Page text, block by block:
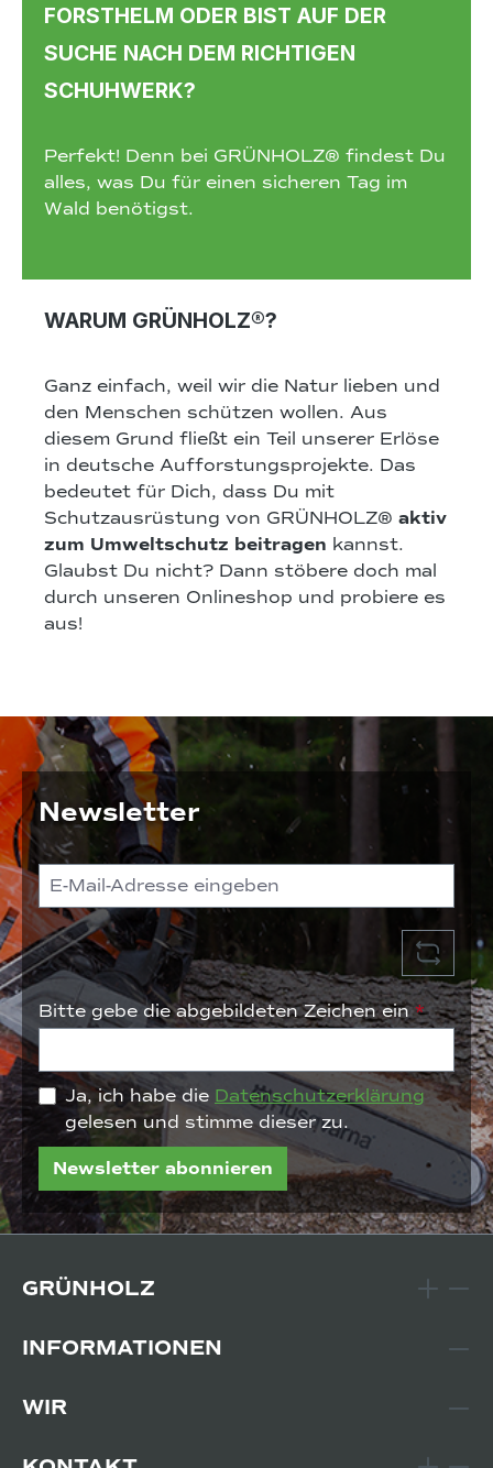
FORSTHELM ODER BIST AUF DER
SUCHE NACH DEM RICHTIGEN
SCHUHWERK?
Perfekt! Denn bei GRÜNHOLZ® findest Du
alles, was Du für einen sicheren Tag im
Wald benötigst.
WARUM GRÜNHOLZ®?
Ganz einfach, weil wir die Natur lieben und
den Menschen schützen wollen. Aus
diesem Grund fließt ein Teil unserer Erlöse
in deutsche Aufforstungsprojekte. Das
bedeutet für Dich, dass Du mit
Schutzausrüstung von GRÜNHOLZ® aktiv
zum Umweltschutz beitragen kannst.
Glaubst Du nicht? Dann stöbere doch mal
durch unseren Onlineshop und probiere es
aus!
Newsletter
Bitte gebe die abgebildeten Zeichen ein*
Ja, ich habe die Datenschutzerklärung
gelesen und stimme dieser zu.
Newsletter abonnieren
GRÜNHOLZ
INFORMATIONEN
WIR